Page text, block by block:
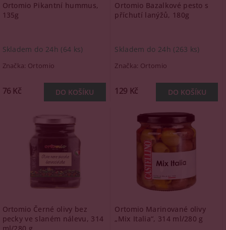
Ortomio Pikantní hummus,
135g
Skladem do 24h (64 ks)
Značka: Ortomio
76 Kč
Ortomio Bazalkové pesto s
příchutí lanýžů, 180g
Skladem do 24h (263 ks)
Značka: Ortomio
129 Kč
Ortomio Černé olivy bez
pecky ve slaném nálevu, 314
Ortomio Marinované olivy
„Mix Italia“, 314 ml/280 g